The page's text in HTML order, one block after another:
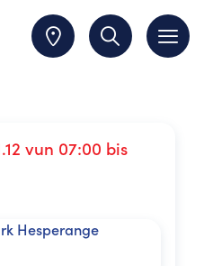
vun 07:00 bis
Hesperange